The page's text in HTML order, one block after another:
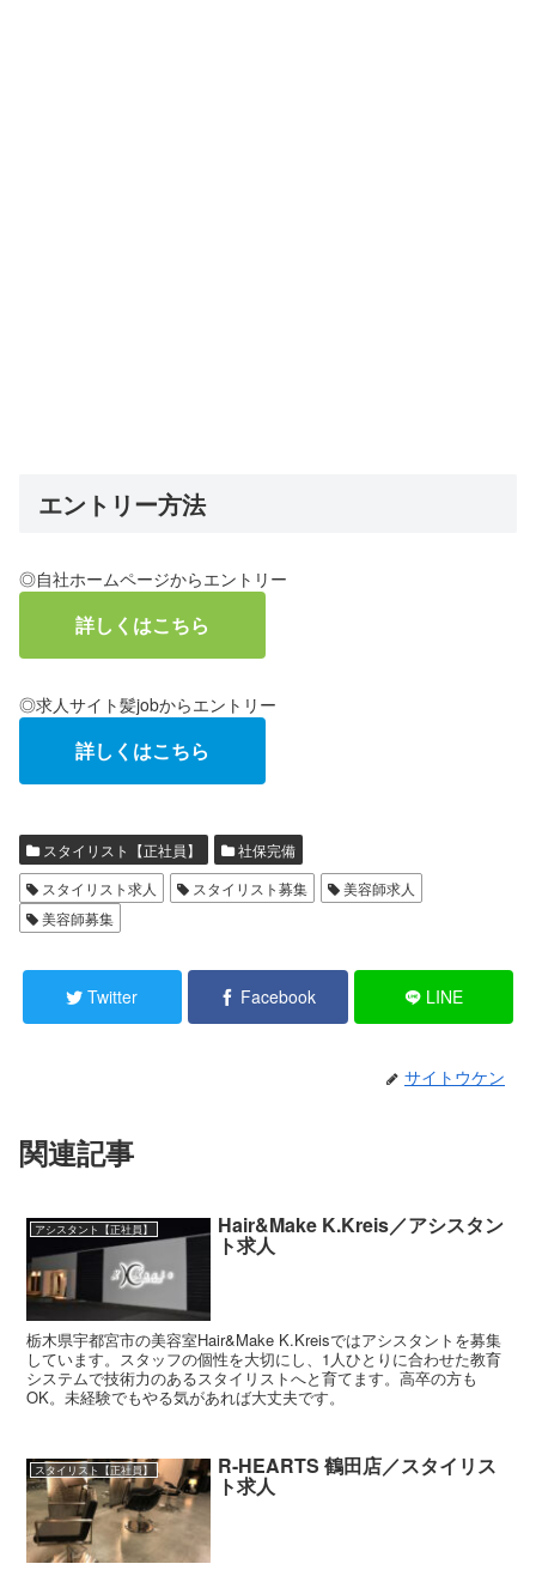
エントリー方法
◎自社ホームページからエントリー
詳しくはこちら
◎求人サイト髪jobからエントリー
詳しくはこちら
スタイリスト【正社員】
社保完備
スタイリスト求人
スタイリスト募集
美容師求人
美容師募集
Twitter Facebook LINE
サイトウケン
関連記事
アシスタント【正社員】 Hair&Make K.Kreis／アシスタン
ト求人
栃木県宇都宮市の美容室Hair&Make K.Kreisではアシスタントを募集
しています。スタッフの個性を大切にし、1人ひとりに合わせた教育
システムで技術力のあるスタイリストへと育てます。高卒の方も
OK。未経験でもやる気があれば大丈夫です。
スタイリスト【正社員】 R-HEARTS 鶴田店／スタイリス
ト求人